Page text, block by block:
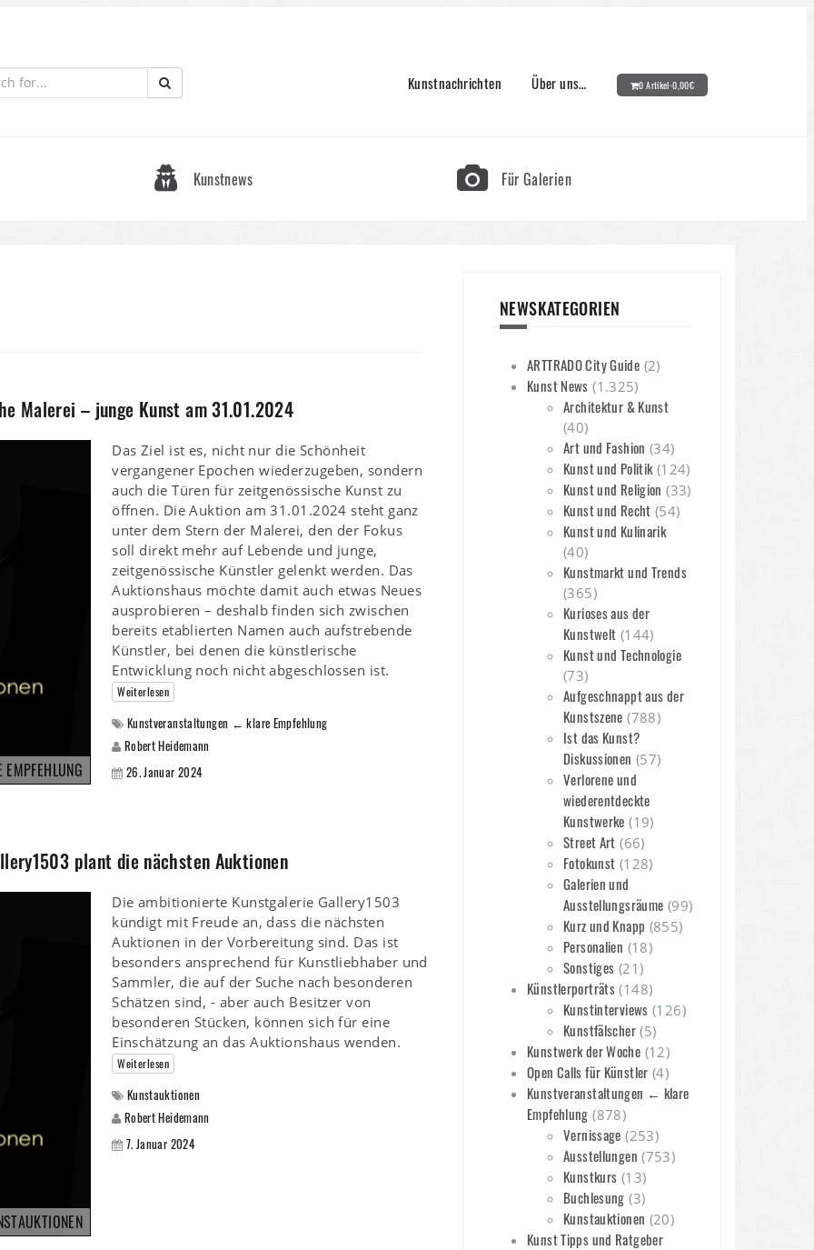
Kunstnachrichten Über uns… 0 Artikel-0,00€
Kunstnews Für Galerien
Malerei – junge Kunst am 31.01.2024
Das Ziel ist es, nicht nur die Schönheit
vergangener Epochen wiederzugeben, sondern
auch die Türen für zeitgenössische Kunst zu
öffnen. Die Auktion am 31.01.2024 steht ganz
unter dem Stern der Malerei, den der Fokus
soll direkt mehr auf Lebende und junge,
zeitgenössische Künstler gelenkt werden. Das
Auktionshaus möchte damit auch etwas Neues
ausprobieren – deshalb finden sich zwischen
bereits etablierten Namen auch aufstrebende
Künstler, bei denen die künstlerische
Entwicklung noch nicht abgeschlossen ist.
Weiterlesen
Kunstveranstaltungen ← klare Empfehlung
Robert Heidemann
26. Januar 2024
plant die nächsten Auktionen
Die ambitionierte Kunstgalerie Gallery1503
kündigt mit Freude an, dass die nächsten
Auktionen in der Vorbereitung sind. Das ist
besonders ansprechend für Kunstliebhaber und
Sammler, die auf der Suche nach besonderen
Schätzen sind, - aber auch Besitzer von
besonderen Stücken, können sich für eine
Einschätzung an das Auktionshaus wenden.
Weiterlesen
Kunstauktionen
Robert Heidemann
7. Januar 2024
NEWSKATEGORIEN
ARTTRADO City Guide (2)
Kunst News (1.325)
Architektur & Kunst
(40)
Art und Fashion (34)
Kunst und Politik(124)
Kunst und Religion (33)
Kunst und Recht (54)
Kunst und Kulinarik
(40)
Kunstmarkt und Trends
(365)
Kurioses aus der
Kunstwelt (144)
Kunst und Technologie
(73)
Aufgeschnappt aus der
Kunstszene (788)
Ist das Kunst?
Diskussionen (57)
Verlorene und
wiederentdeckte
Kunstwerke (19)
Street Art (66)
Fotokunst (128)
Galerien und
Ausstellungsräume (99)
Kurz und Knapp (855)
Personalien (18)
Sonstiges (21)
Künstlerporträts (148)
Kunstinterviews (126)
Kunstfälscher(5)
Kunstwerk der Woche (12)
Open Calls für Künstler (4)
Kunstveranstaltungen ← klare
Empfehlung (878)
Vernissage (253)
Ausstellungen (753)
Kunstkurs (13)
Buchlesung (3)
Kunstauktionen (20)
Kunst Tipps und Ratgeber